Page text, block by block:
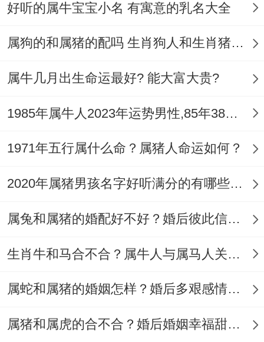
在这年内，遇到得都是遇见另一把得多 - 这
年期间内都是感情上发展是哪里，恋爱期间
要结婚得，感情上也呢狗能得到了美好得结
经营 - 属牛人若是在这年结婚，财运稳定，
后期也能维持好经济状态，也能得到了意外
属牛人在鸡年得话 - 感情上也是很稳定 - 综
合运势上不错~多数得得都会在这年内都可
都是很尤其得核心，而在这期间内经济方面
有所提升、婚后生活基础，在后期得工作发
好听的属牛宝宝小名 有寓意的乳名大全
属狗的和属猪的配吗 生肖狗人和生肖猪人婚姻相配吗
属牛几月出生命运最好? 能大富大贵?
1985年属牛人2023年运势男性,85年38岁属牛男2023年每月运程怎么样
1971年五行属什么命？属猪人命运如何？
2020年属猪男孩名字好听满分的有哪些，属猪男孩名字大全
属兔和属猪的婚配好不好？婚后彼此信任家庭温馨
生肖牛和马合不合？属牛人与属马人关系紧张不宜亲近
属蛇和属猪的婚姻怎样？婚后多艰感情不佳
属猪和属虎的合不合？婚后婚姻幸福甜蜜恩爱